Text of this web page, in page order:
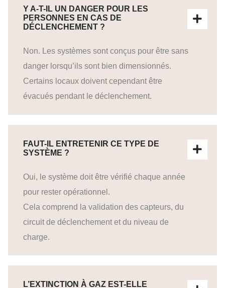
Y A-T-IL UN DANGER POUR LES
PERSONNES EN CAS DE
DÉCLENCHEMENT ?
Non. Les systèmes sont conçus pour être sans
danger lorsqu’ils sont bien dimensionnés.
Certains locaux doivent cependant être
évacués pendant le déclenchement.
FAUT-IL ENTRETENIR CE TYPE DE
SYSTÈME ?
Oui, le système doit être vérifié chaque année
pour rester opérationnel.
Cela comprend la validation des capteurs, du
circuit de déclenchement et du niveau de
charge.
L’EXTINCTION À GAZ EST-ELLE